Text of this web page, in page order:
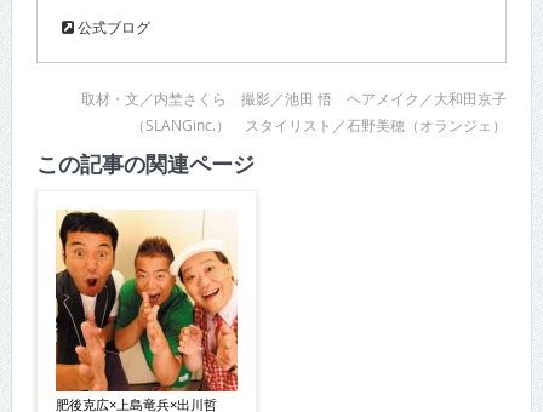
公式ブログ
取材・文／内埜さくら 撮影／池田 悟 ヘアメイク／大和田京子
（SLANGinc.） スタイリスト／石野美穂（オランジェ）
この記事の関連ページ
肥後克広×上島竜兵×出川哲